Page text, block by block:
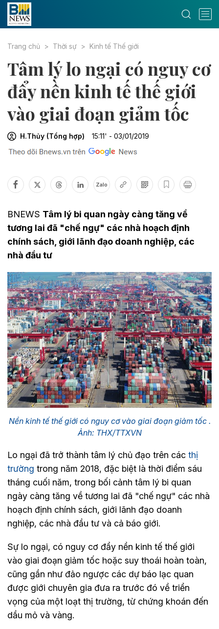
Trang chủ Thời sự Kinh tế Thế giới
Tâm lý lo ngại có nguy cơ
đẩy nền kinh tế thế giới
vào giai đoạn giảm tốc
H.Thủy (Tổng hợp) 15:11' - 03/01/2019
Zalo
BNEWS Tâm lý bi quan ngày càng tăng về
tương lai đã "chế ngự" các nhà hoạch định
chính sách, giới lãnh đạo doanh nghiệp, các
nhà đầu tư
Nền kinh tế thế giới có nguy cơ vào giai đoạn giảm tốc .
Ảnh: THX/TTXVN
Lo ngại đã trở thành tâm lý chủ đạo trên các thị
trường trong năm 2018, đặc biệt là thời điểm sáu
tháng cuối năm, trong bối cảnh tâm lý bi quan
ngày càng tăng về tương lai đã "chế ngự" các nhà
hoạch định chính sách, giới lãnh đạo doanh
nghiệp, các nhà đầu tư và cả báo giới.
Sự lo ngại, có nguy cơ đẩy nền kinh tế thế giới
vào giai đoạn giảm tốc hoặc suy thoái hoàn toàn,
cũng gần như đảo ngược các dự báo lạc quan
được giới chuyên gia đưa ra trước đó về triển
vọng của một loạt thị trường, từ chứng khoán đến
dầu mỏ và vàng.